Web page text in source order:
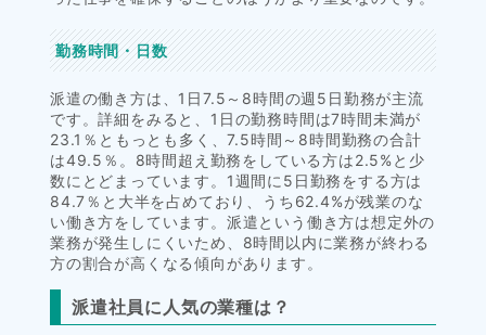
勤務時間・日数
派遣の働き方は、1日7.5～8時間の週5日勤務が主流
です。詳細をみると、1日の勤務時間は7時間未満が
23.1％ともっとも多く、7.5時間～8時間勤務の合計
は49.5％。8時間超え勤務をしている方は2.5%と少
数にとどまっています。1週間に5日勤務をする方は
84.7％と大半を占めており、うち62.4%が残業のな
い働き方をしています。派遣という働き方は想定外の
業務が発生しにくいため、8時間以内に業務が終わる
方の割合が高くなる傾向があります。
派遣社員に人気の業種は？